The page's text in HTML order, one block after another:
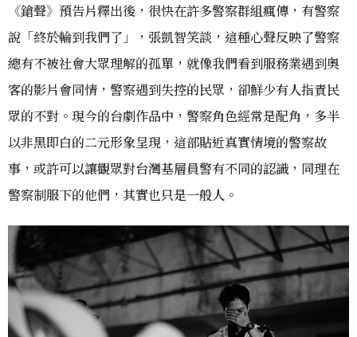
《鎗聲》預告片釋出後，很快在許多警察群組瘋傳，有警察
說「終於輪到我們了」，張凱智笑談，這種心聲反映了警察
總有不被社會大眾理解的孤單，就像我們看到服務業遇到奧
客的影片會同情，警察遇到失控的民眾，卻鮮少有人指責民
眾的不對。現今的台劇作品中，警察角色經常是配角，多半
以非黑即白的二元形象呈現，這部貼近真實情境的警察故
事，或許可以讓觀眾對台灣基層員警有不同的認識，同理在
警察制服下的他們，其實也只是一般人。